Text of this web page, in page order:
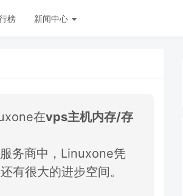
榜 新闻中心
在vps主机内存/存
务商中，Linuxone凭
有很大的进步空间。